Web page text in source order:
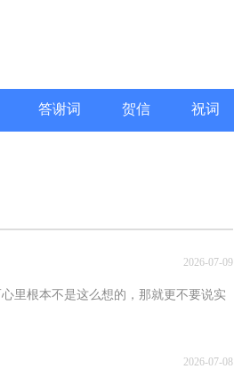
答谢词 贺信 祝词
本不是这么想的，那就更不要说实
2026-07-09
2026-07-08